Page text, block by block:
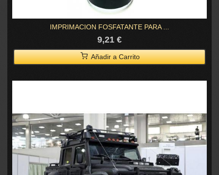
IMPRIMACION FOSFATANTE PARA ...
9,21 €
Añadir a Carrito